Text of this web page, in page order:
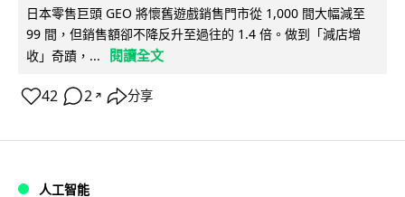
日本零售巨頭 GEO 將懷舊遊戲銷售門市從 1,000 間大幅減至
99 間，但銷售額卻不降反升至過往的 1.4 倍。做到「減店增
收」奇蹟，...
閱讀全文
42 2 ↗ 分享
人工智能